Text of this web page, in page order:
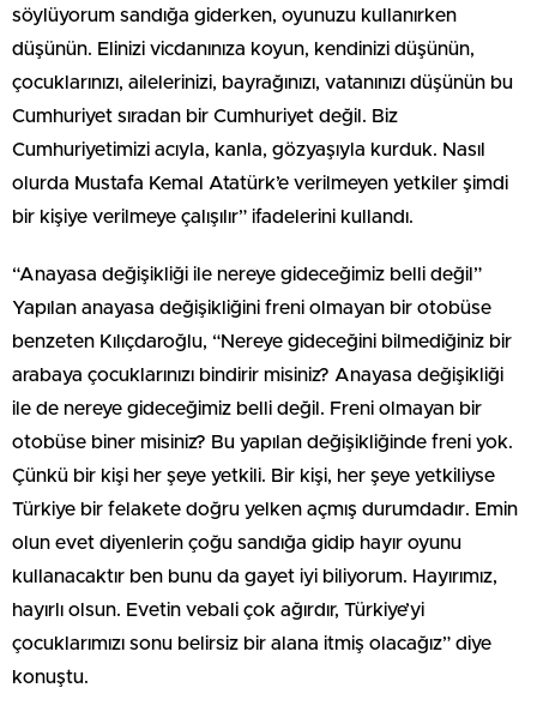
söylüyorum sandığa giderken, oyunuzu kullanırken
düşünün. Elinizi vicdanınıza koyun, kendinizi düşünün,
çocuklarınızı, ailelerinizi, bayrağınızı, vatanınızı düşünün bu
Cumhuriyet sıradan bir Cumhuriyet değil. Biz
Cumhuriyetimizi acıyla, kanla, gözyaşıyla kurduk. Nasıl
olurda Mustafa Kemal Atatürk’e verilmeyen yetkiler şimdi
bir kişiye verilmeye çalışılır” ifadelerini kullandı.
“Anayasa değişikliği ile nereye gideceğimiz belli değil”
Yapılan anayasa değişikliğini freni olmayan bir otobüse
benzeten Kılıçdaroğlu, “Nereye gideceğini bilmediğiniz bir
arabaya çocuklarınızı bindirir misiniz? Anayasa değişikliği
ile de nereye gideceğimiz belli değil. Freni olmayan bir
otobüse biner misiniz? Bu yapılan değişikliğinde freni yok.
Çünkü bir kişi her şeye yetkili. Bir kişi, her şeye yetkiliyse
Türkiye bir felakete doğru yelken açmış durumdadır. Emin
olun evet diyenlerin çoğu sandığa gidip hayır oyunu
kullanacaktır ben bunu da gayet iyi biliyorum. Hayırımız,
hayırlı olsun. Evetin vebali çok ağırdır, Türkiye’yi
çocuklarımızı sonu belirsiz bir alana itmiş olacağız” diye
konuştu.